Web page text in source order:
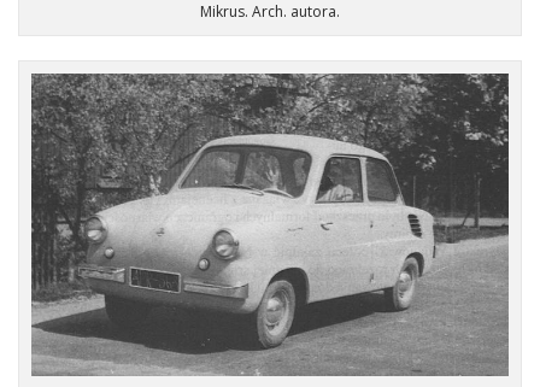
Mikrus. Arch. autora.